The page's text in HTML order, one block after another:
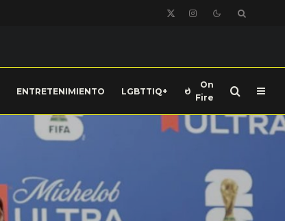
ENTRETENIMIENTO LGBTTIQ+
On
Fire